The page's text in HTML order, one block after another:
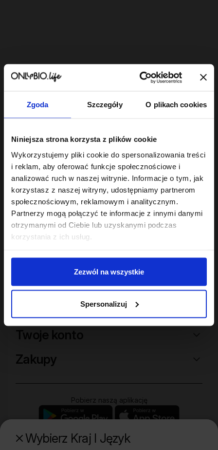
Zgoda Szczegóły O plikach cookies
Niniejsza strona korzysta z plików cookie
Wykorzystujemy pliki cookie do spersonalizowania treści
i reklam, aby oferować funkcje społecznościowe i
analizować ruch w naszej witrynie. Informacje o tym, jak
korzystasz z naszej witryny, udostępniamy partnerom
społecznościowym, reklamowym i analitycznym.
Partnerzy mogą połączyć te informacje z innymi danymi
otrzymanymi od Ciebie lub uzyskanymi podczas
korzystania z ich usług.
Zezwól na wszystkie
Spersonalizuj
Wybierz Kraj I Język
Bestsellery
Hair In Balance By
ONLYBIO
Gloss Szampon
wygładzający 400
ml
26,99 zł
przed obniżką:26,99 zł
Hair Cycling By ONLYBIO
Nawilżenie
szampon do
włosów i skóry
głowy 250ml
23, 99 zł
Najniższa cena z 30 dni
23,99 zł
Hair In
27
Twoje konto
Zakupy
Pobierz naszą aplikację
Poznaj naszą drugą markę